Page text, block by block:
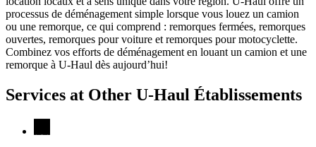
processus de déménagement simple lorsque vous louez un camion
ou une remorque, ce qui comprend : remorques fermées, remorques
ouvertes, remorques pour voiture et remorques pour motocyclette.
Combinez vos efforts de déménagement en louant un camion et une
remorque à U-Haul dès aujourd’hui!
Services at Other U-Haul Établissements